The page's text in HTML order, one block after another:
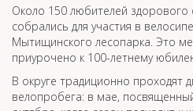
Около 150 любителей
собрались для участия в
Мытищинского лесопарка. Это
приурочено к 100-летнему
В округе традиционно проходят
велопробега: в мае,